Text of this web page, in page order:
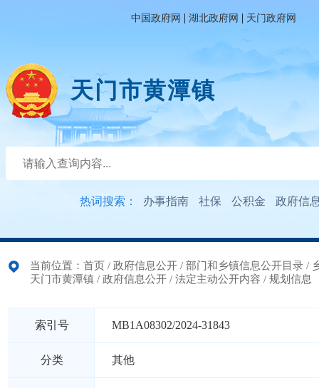
中国政府网 | 湖北政府网 | 天门政府网
天门市黄潭镇
热词搜索： 办事指南 社保 公积金 政府信
当前位置： 首页 / 政府信息公开 / 部门和乡镇信息公开目录 /
天门市黄潭镇 / 政府信息公开 / 法定主动公开内容 / 规划信息
索引号 MB1A08302/2024-31843
分类 其他